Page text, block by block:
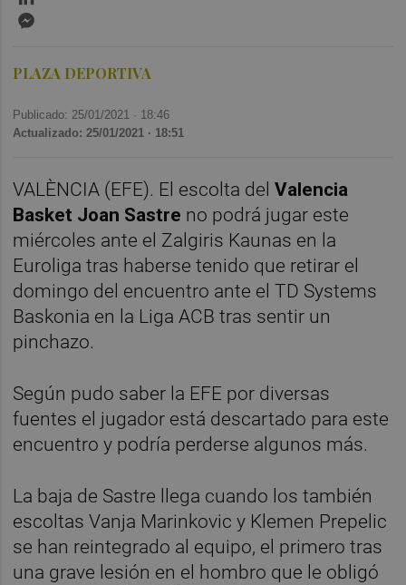
PLAZA DEPORTIVA
Publicado: 25/01/2021 · 18:46
Actualizado: 25/01/2021 · 18:51
VALÈNCIA (EFE). El escolta delValencia
Basket Joan Sastre no podrá jugar este
miércoles ante el Zalgiris Kaunas en la
Euroliga tras haberse tenido que retirar el
domingo del encuentro ante el TD Systems
Baskonia en la Liga ACB tras sentir un
pinchazo.
Según pudo saber la EFE por diversas
fuentes el jugador está descartado para este
encuentro y podría perderse algunos más.
La baja de Sastre llega cuando los también
escoltas Vanja Marinkovic y Klemen Prepelic
se han reintegrado al equipo, el primero tras
una grave lesión en el hombro que le obligó